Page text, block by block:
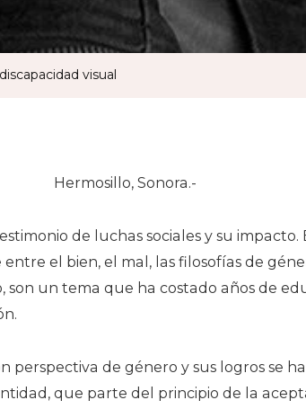
visual
Hermosillo, Sonora.-
de luchas sociales y su impacto.
el bien, el mal, las filosofías de
son un tema que ha costado años de
perspectiva de género y sus logros se
que parte del principio de la